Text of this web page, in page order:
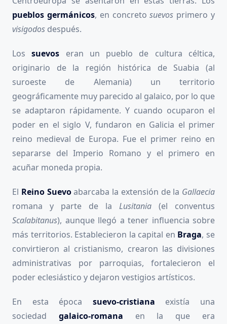
pueblos germánicos, en concretosuevos primero y
visigodos después.
Lossuevos eran un pueblo de cultura céltica,
originario de la región histórica de Suabia (al
suroeste de Alemania) un territorio
geográficamente muy parecido al galaico, por lo que
se adaptaron rápidamente. Y cuando ocuparon el
poder en el siglo V, fundaron en Galicia el primer
reino medieval de Europa. Fue el primer reino en
separarse del Imperio Romano y el primero en
acuñar moneda propia.
El Reino Suevoabarcaba la extensión de la Gallaecia
romana y parte de la Lusitania (el conventus
Scalabitanus), aunque llegó a tener influencia sobre
más territorios. Establecieron la capital en Braga, se
convirtieron al cristianismo, crearon las divisiones
administrativas por parroquias, fortalecieron el
poder eclesiástico y dejaron vestigios artísticos.
En esta época suevo-cristiana existía una
sociedad galaico-romana en la que era